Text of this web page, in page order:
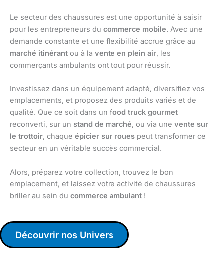
Le secteur des chaussures est une opportunité à saisir
pour les entrepreneurs du commerce mobile. Avec une
demande constante et une flexibilité accrue grâce au
marché itinérant ou à la vente en plein air, les
commerçants ambulants ont tout pour réussir.
Investissez dans un équipement adapté, diversifiez vos
emplacements, et proposez des produits variés et de
qualité. Que ce soit dans un food truck gourmet
reconverti, sur un stand de marché, ou via une vente sur
le trottoir, chaque épicier sur roues peut transformer ce
secteur en un véritable succès commercial.
Alors, préparez votre collection, trouvez le bon
emplacement, et laissez votre activité de chaussures
briller au sein du commerce ambulant !
Découvrir nos Univers